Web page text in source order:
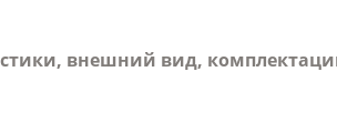
внешний вид,